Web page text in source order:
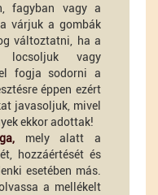
fagyban vagy a
várjuk a gombák
változtatni, ha a
locsoljuk vagy
fogja sodorni a
éppen ezért
javasoljuk, mivel
ekkor adottak!
mely alatt a
hozzáértését és
esetében más.
a mellékelt